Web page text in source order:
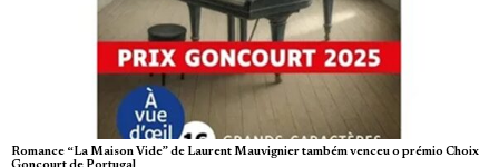
Romance “La Maison Vide” de Laurent Mauvignier também venceu o prémio Choix